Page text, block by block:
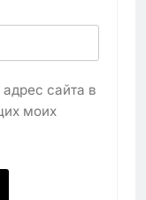
сайта в
моих